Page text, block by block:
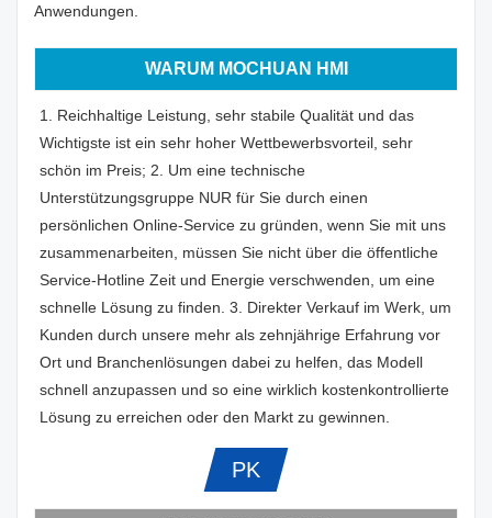
Anwendungen.
WARUM MOCHUAN HMI
1. Reichhaltige Leistung, sehr stabile Qualität und das
Wichtigste ist ein sehr hoher Wettbewerbsvorteil, sehr
schön im Preis; 2. Um eine technische
Unterstützungsgruppe NUR für Sie durch einen
persönlichen Online-Service zu gründen, wenn Sie mit uns
zusammenarbeiten, müssen Sie nicht über die öffentliche
Service-Hotline Zeit und Energie verschwenden, um eine
schnelle Lösung zu finden. 3. Direkter Verkauf im Werk, um
Kunden durch unsere mehr als zehnjährige Erfahrung vor
Ort und Branchenlösungen dabei zu helfen, das Modell
schnell anzupassen und so eine wirklich kostenkontrollierte
Lösung zu erreichen oder den Markt zu gewinnen.
PK